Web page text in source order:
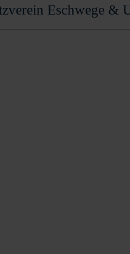
Eschwege &